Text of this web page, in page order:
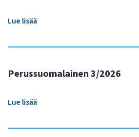
Lue lisää
Perussuomalainen 3/2026
Lue lisää